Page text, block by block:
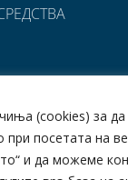
(cookies) за да
при посетата на
и да можеме